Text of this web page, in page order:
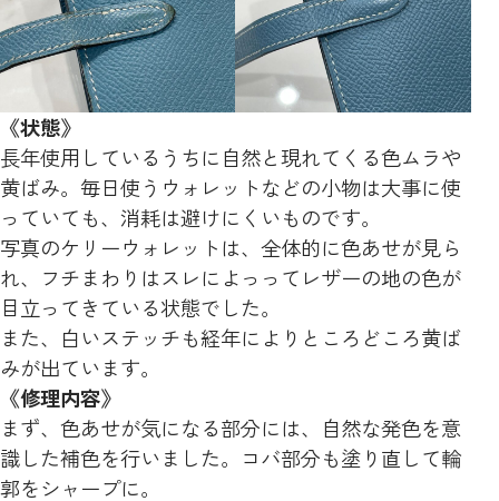
《状態》
長年使用しているうちに自然と現れてくる色ムラや
黄ばみ。毎日使うウォレットなどの小物は大事に使
っていても、消耗は避けにくいものです。
写真のケリーウォレットは、全体的に色あせが見ら
れ、フチまわりはスレによっってレザーの地の色が
目立ってきている状態でした。
また、白いステッチも経年によりところどころ黄ば
みが出ています。
《修理内容》
まず、色あせが気になる部分には、自然な発色を意
識した補色を行いました。コバ部分も塗り直して輪
郭をシャープに。